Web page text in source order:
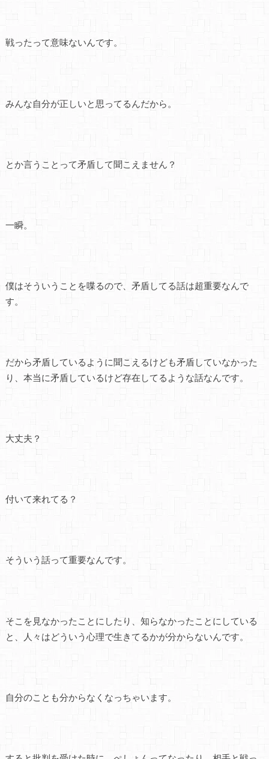
戦ったって意味ないんです。
みんな自分が正しいと思ってるんだから。
とか言うことって矛盾して聞こえません？
一瞬。
僕はそういうことを喋るので、矛盾してる話は超重要なんで
す。
だから矛盾しているように聞こえるけども矛盾していなかった
り、本当に矛盾しているけど存在してるような話なんです。
大丈夫？
付いて来れてる？
そういう話って重要なんです。
そこを見なかったことにしたり、知らなかったことにしている
と、人々はどういう心理で生きてるかが分からないんです。
自分のことも分からなくなっちゃいます。